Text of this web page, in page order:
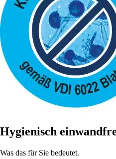
Hygienisch
Was das für Sie bedeutet.